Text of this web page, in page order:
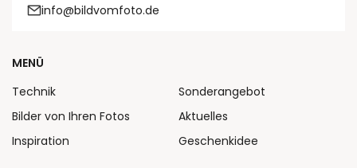
info@bildvomfoto.de
MENÜ
Technik
Bilder von Ihren Fotos
Inspiration
Sonderangebot
Aktuelles
Geschenkidee